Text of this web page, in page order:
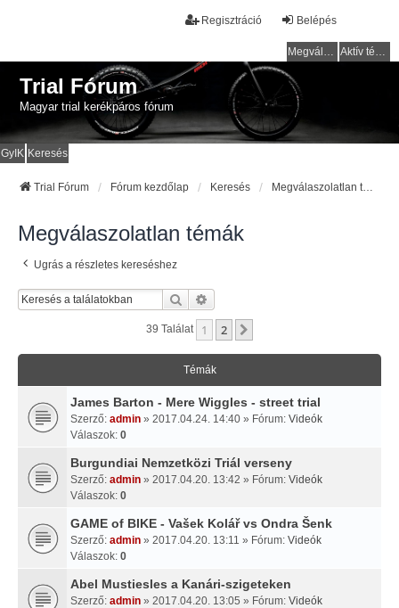
Belépés
Regisztráció
Megválaszolatlan témák Aktív témák
Trial Fórum
Magyar trial kerékpáros fórum
GyIK Keresés
Trial Fórum Fórum kezdőlap Keresés
Megválaszolatlan témák
Ugrás a részletes kereséshez
Keresés
39 Találat 1 2
Témák
James Barton - Mere Wiggles - street trial
Szerző: admin » 2017.04.24. 14:40 » Fórum: Videók
Válaszok: 0
Burgundiai Nemzetközi Triál verseny
Szerző: admin » 2017.04.20. 13:42 » Fórum: Videók
Válaszok: 0
GAME of BIKE - Vašek Kolář vs Ondra Šenk
Szerző: admin » 2017.04.20. 13:11 » Fórum: Videók
Válaszok: 0
Abel Mustiesles a Kanári-szigeteken
Szerző: admin » 2017.04.20. 13:05 » Fórum: Videók